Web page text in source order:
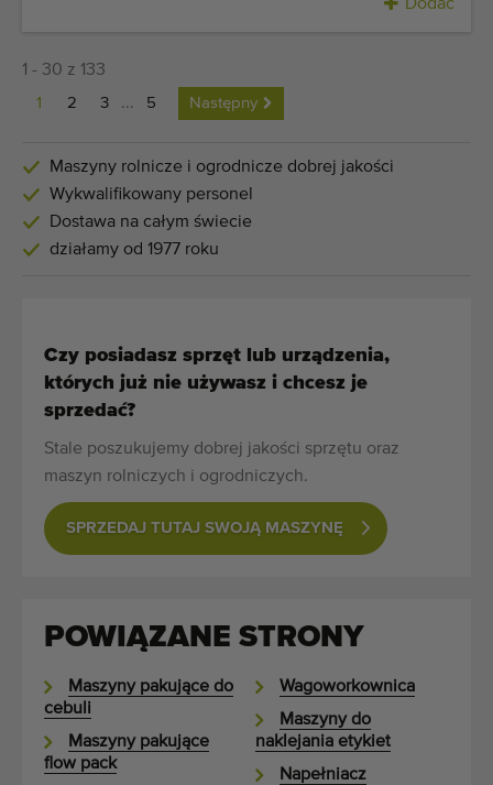
Dodać
1 - 30 z 133
1 2 3 ... 5 Następny
Maszyny rolnicze i ogrodnicze dobrej jakości
Wykwalifikowany personel
Dostawa na całym świecie
działamy od 1977 roku
Czy posiadasz sprzęt lub urządzenia,
których już nie używasz i chcesz je
sprzedać?
Stale poszukujemy dobrej jakości sprzętu oraz
maszyn rolniczych i ogrodniczych.
SPRZEDAJ TUTAJ SWOJĄ MASZYNĘ
POWIĄZANE STRONY
Maszyny pakujące do
cebuli
Maszyny pakujące
flow pack
Wagoworkownica
Maszyny do
naklejania etykiet
Napełniacz